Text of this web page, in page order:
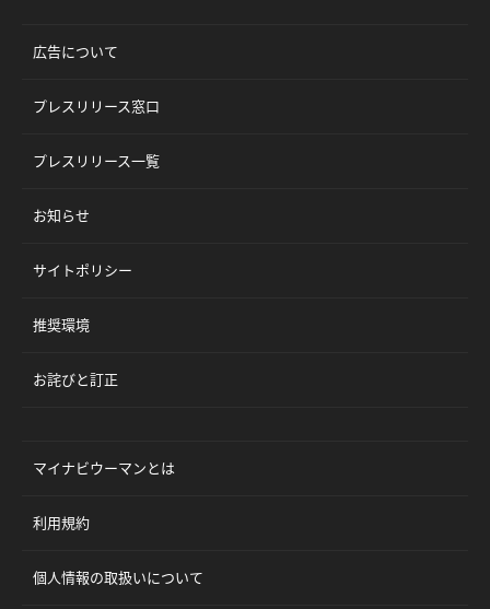
広告について
プレスリリース窓口
プレスリリース一覧
お知らせ
サイトポリシー
推奨環境
お詫びと訂正
マイナビウーマンとは
利用規約
個人情報の取扱いについて